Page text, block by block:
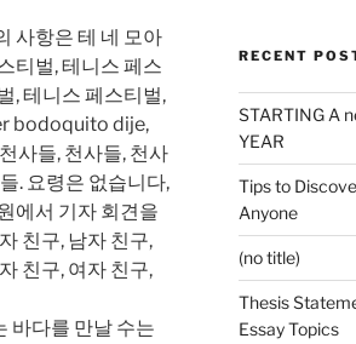
사항은 테 네 모아
티벌, 테니스 페스
, 테니스 페스티벌,
bodoquito dije,
사들, 천사들, 천사
. 요령은 없습니다,
에서 기자 회견을
친구, 남자 친구,
친구, 여자 친구,
바다를 만날 수는
RECENT
STARTING A
YEAR
Tips to
Anyone
(no title)
Thesis
Essay Topics